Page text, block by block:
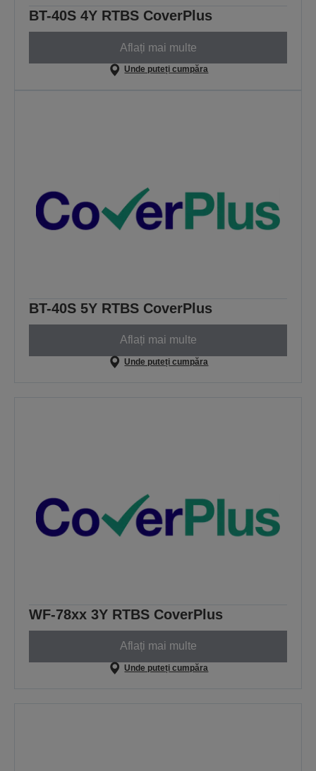
BT-40S 4Y RTBS CoverPlus
Aflați mai multe
Unde puteți cumpăra
BT-40S 5Y RTBS CoverPlus
Aflați mai multe
Unde puteți cumpăra
WF-78xx 3Y RTBS CoverPlus
Aflați mai multe
Unde puteți cumpăra